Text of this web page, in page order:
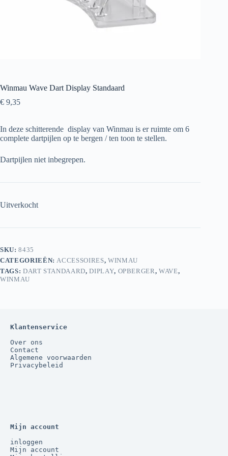
Winmau Wave Dart Display Standaard
€ 9,35
In deze schitterende display van Winmau is er ruimte om 6
complete dartpijlen op te bergen / ten toon te stellen.
Dartpijlen niet inbegrepen.
Uitverkocht
SKU:8435
CATEGORIEËN:ACCESSOIRES, WINMAU
TAGS: DART STANDAARD,DIPLAY, OPBERGER,WAVE,
WINMAU
Klantenservice
Over ons
Contact
Algemene voorwaarden
Privacybeleid
Mijn account
inloggen
Mijn account